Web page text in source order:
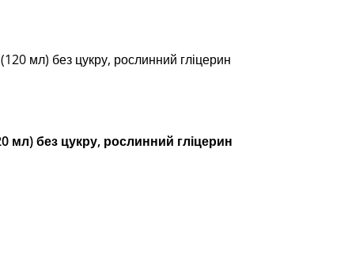
мл) без цукру, рослинний гліцерин
мл) без цукру, рослинний гліцерин